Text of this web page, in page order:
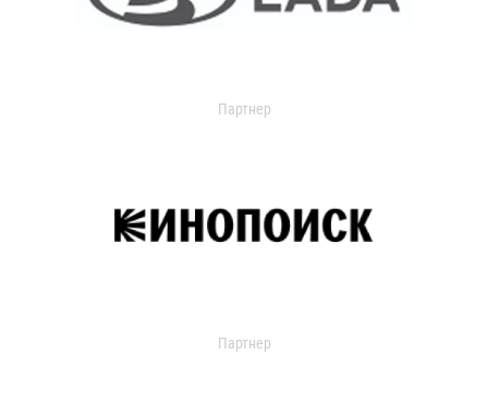
Партнер
Партнер